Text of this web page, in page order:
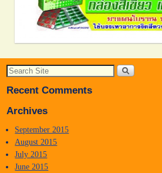
Recent Comments
Archives
September 2015
August 2015
July 2015
June 2015